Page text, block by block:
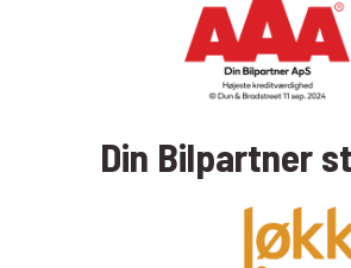
Din Bilpartner